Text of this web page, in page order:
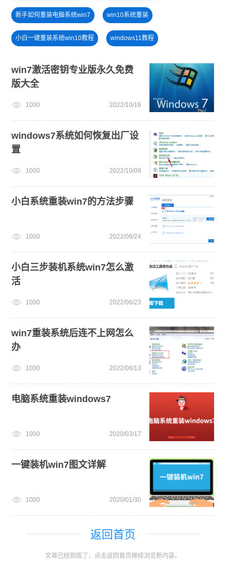
新手如何重装电脑系统win7 win10系统重装
小白一键重装系统win10教程 windows11教程
电脑开不了机怎么重装系统 戴尔一键重装系统教育版
电脑死机卡顿 小白一键重装系统绿色版 U盘重装系统
一键重装系统备份win11系统 win7系统安装教程
win7激活密钥专业版永久免费
版大全
1000 2022/10/16
windows7系统如何恢复出厂设
置
1000 2022/10/09
小白系统重装win7的方法步骤
1000 2022/06/24
小白三步装机系统win7怎么激
活
1000 2022/06/23
win7重装系统后连不上网怎么
办
1000 2022/06/13
电脑系统重装windows7
1000 2020/03/17
一键装机win7图文详解
1000 2020/01/30
返回首页
文章已经到底了，点击返回首页继续浏览新内容。